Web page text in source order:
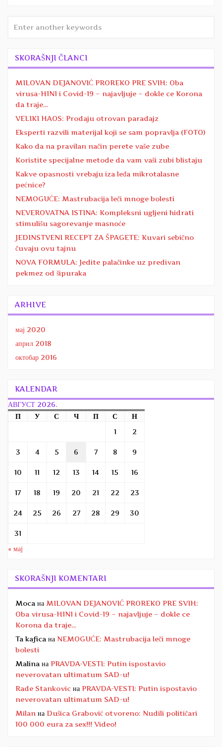
SKORAŠNJI ČLANCI
MILOVAN DEJANOVIĆ PROREKO PRE SVIH: Oba
virusa-H1N1 i Covid-19 – najavljuje – dokle ce Korona
da traje…
VELIKI HAOS: Prodaju otrovan paradajz
Eksperti razvili materijal koji se sam popravlja (FOTO)
Kako da na pravilan način perete vaše zube
Koristite specijalne metode da vam vaši zubi blistaju
Kakve opasnosti vrebaju iza leđa mikrotalasne
pećnice?
NEMOGUĆE: Mastrubacija leči mnoge bolesti
NEVEROVATNA ISTINA: Kompleksni ugljeni hidrati
stimulišu sagorevanje masnoće
JEDINSTVENI RECEPT ZA ŠPAGETE: Kuvari sebično
čuvaju ovu tajnu
NOVA FORMULA: Jedite palačinke uz predivan
pekmez od šipuraka
ARHIVE
мај 2020
април 2018
октобар 2016
KALENDAR
АВГУСТ 2026.
П
У С Ч П С
Н
1
2
3 4 5 6 7 8 9
10 11 12 13 14 15 16
17 18 19 20 21 22 23
24 25 26 27 28 29 30
31
« мај
SKORAŠNJI KOMENTARI
Moca на MILOVAN DEJANOVIĆ PROREKO PRE SVIH:
Oba virusa-H1N1 i Covid-19 – najavljuje – dokle ce
Korona da traje…
Ta kafica на NEMOGUĆE: Mastrubacija leči mnoge
bolesti
Malina на PRAVDA-VESTI: Putin ispostavio
neverovatan ultimatum SAD-u!
Rade Stankovic на PRAVDA-VESTI: Putin ispostavio
neverovatan ultimatum SAD-u!
Milan на Dušica Grabović otvoreno: Nudili političari
100 000 eura za sex!!! Video!